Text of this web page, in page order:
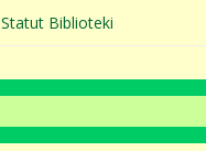
Statut Biblioteki